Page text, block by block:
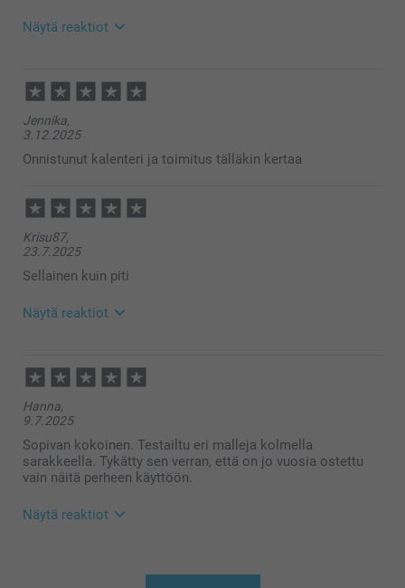
Näytä reaktiot
10:52
Hei NK!
Kiitokset palautteestasi, olemme kiitollisia siitä 🌸
Ethän epäröi ottaa yhteyttä asiakaspalveluun
saadaksesi apua, mikäli tarvitset sitä 😊
Lämpimin terveisin
Jennika,
3.12.2025
Onnistunut kalenteri ja toimitus tälläkin kertaa
Krisu87,
23.7.2025
Sellainen kuin piti
Näytä reaktiot
09:15
Hei Krisu87,
palautettasi suuresti! Ihanaa kuulla, että pidät
kalenterista. Se on loistava tapa koota yhteen viime
vuoden parhaat muistot ja suunnitella tulevaa 🥰
Lämpimin kiitoksin,
Kirsi @smartphoto
Hanna,
9.7.2025
Sopivan kokoinen. Testailtu eri malleja kolmella
sarakkeella. Tykätty sen verran, että on jo vuosia ostettu
vain näitä perheen käyttöön.
Näytä reaktiot